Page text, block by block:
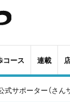
コース 連載
式サポーター（さん